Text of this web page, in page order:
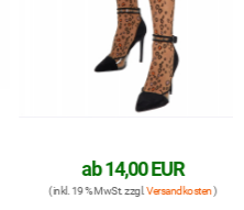
ab14,00 EUR
( inkl. 19 % MwSt. zzgl.Versandkosten)